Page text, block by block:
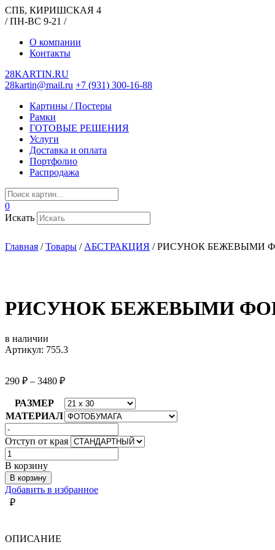
СПБ, КИРИШСКАЯ 4
/ ПН-ВС 9-21 /
О компании
Контакты
28KARTIN.RU
28kartin@mail.ru +7 (931) 300-16-88
Картины / Постеры
Рамки
ГОТОВЫЕ РЕШЕНИЯ
Услуги
Доставка и оплата
Портфолио
Распродажа
0
Искать
Главная /Товары / АБСТРАКЦИЯ /РИСУНОК БЕЖЕВЫМИ
РИСУНОК БЕЖЕВЫМИ
в наличии
Артикул: 755.3
290 ₽ – 3480 ₽
РАЗМЕР
МАТЕРИАЛ
Отступ от края
Количество
товара
РИСУНОК
БЕЖЕВЫМИ
ФОРМАМИ
В корзину
В корзину
Добавить в избранное
₽
ОПИСАНИЕ